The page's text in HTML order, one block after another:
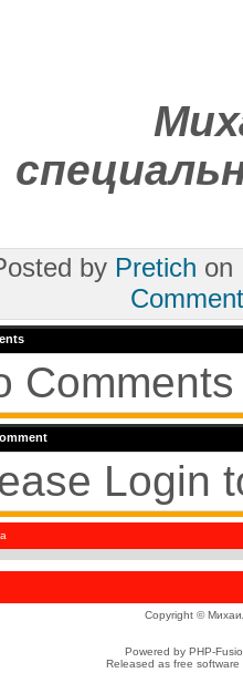
by Pretich on
Login
Copyright ©
Powered by PHP-
Released as free